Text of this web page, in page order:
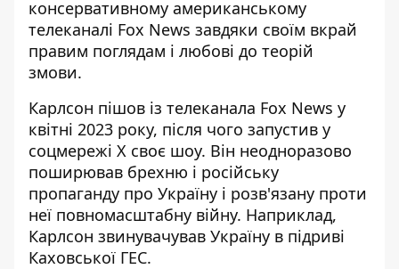
консервативному американському
телеканалі Fox News завдяки своїм вкрай
правим поглядам і любові до теорій
змови.
Карлсон пішов із телеканала Fox News у
квітні 2023 року, після чого запустив у
соцмережі X своє шоу. Він неодноразово
поширював брехню і російську
пропаганду про Україну і розв'язану проти
неї повномасштабну війну. Наприклад,
Карлсон звинувачував Україну в підриві
Каховської ГЕС.